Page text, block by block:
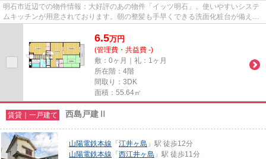
明石市近辺での物件情報：大好評のあの物件「イッツ明石」。使いやすいシステ
ムキッチンが用意されております。朝の整髪も手早くできる洗面化粧台が備え付
6.5万円
(管理費・共益費 -)
敷：0ヶ月｜礼：1ヶ月
所在階：4階
間取り：3DK
面積：55.64㎡
賃貸｜一戸建て 西島戸建Ⅱ
山陽電鉄本線 「 江井ヶ島 」駅 徒歩12分
山陽電鉄本線 「 西江井ヶ島 」駅 徒歩11分